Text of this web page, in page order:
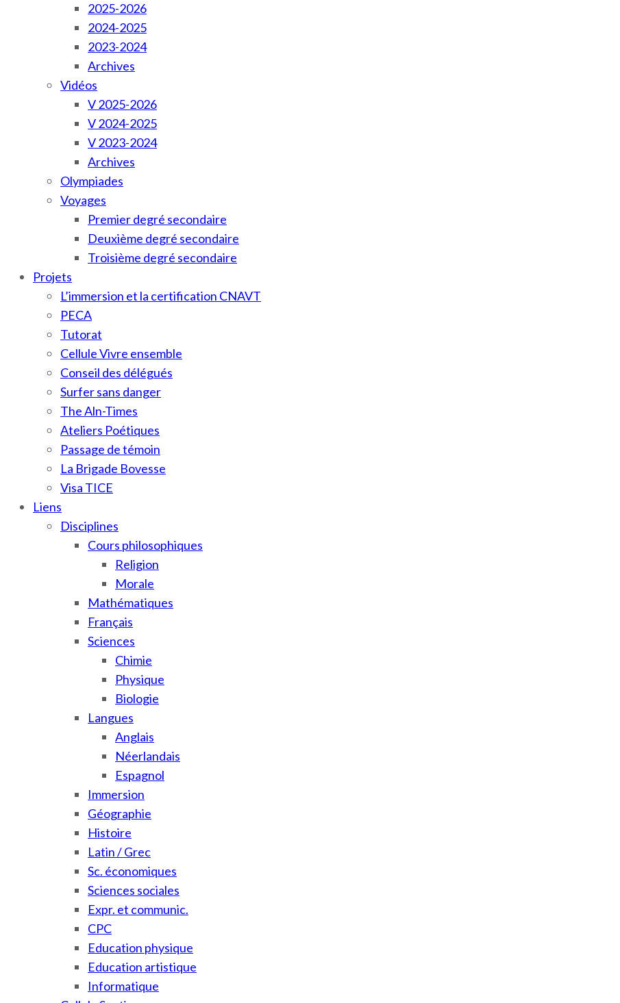
2025-2026
2024-2025
2023-2024
Archives
Vidéos
V 2025-2026
V 2024-2025
V 2023-2024
Archives
Olympiades
Voyages
Premier degré secondaire
Deuxième degré secondaire
Troisième degré secondaire
Projets
L’immersion et la certification CNAVT
PECA
Tutorat
Cellule Vivre ensemble
Conseil des délégués
Surfer sans danger
The Aln-Times
Ateliers Poétiques
Passage de témoin
La Brigade Bovesse
Visa TICE
Liens
Disciplines
Cours philosophiques
Religion
Morale
Mathématiques
Français
Sciences
Chimie
Physique
Biologie
Langues
Anglais
Néerlandais
Espagnol
Immersion
Géographie
Histoire
Latin / Grec
Sc. économiques
Sciences sociales
Expr. et communic.
CPC
Education physique
Education artistique
Informatique